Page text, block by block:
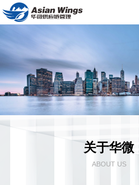
关于华微
ABOUT US